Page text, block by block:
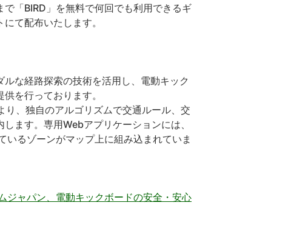
「BIRD」を無料で何回でも利用できるギ
て配布いたします。
な経路探索の技術を活用し、電動キック
を行っております。
、独自のアルゴリズムで交通ルール、交
ます。専用Webアプリケーションには、
いるゾーンがマップ上に組み込まれていま
ジャパン、電動キックボードの安全・安心